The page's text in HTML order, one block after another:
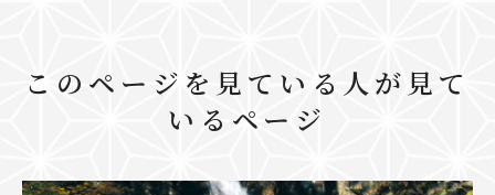
このページを見ている人が見て
いるページ